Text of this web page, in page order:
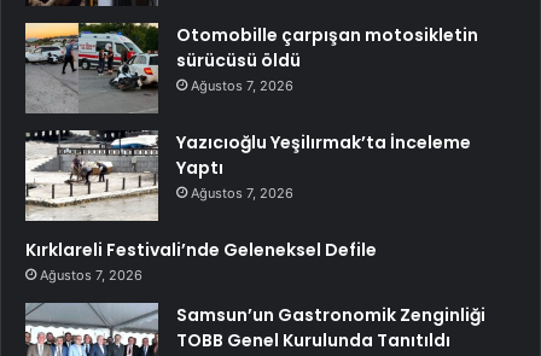
Otomobille çarpışan motosikletin
sürücüsü öldü
Ağustos 7, 2026
Yazıcıoğlu Yeşilırmak’ta İnceleme
Yaptı
Ağustos 7, 2026
Kırklareli Festivali’nde Geleneksel Defile
Ağustos 7, 2026
Samsun’un Gastronomik Zenginliği
TOBB Genel Kurulunda Tanıtıldı